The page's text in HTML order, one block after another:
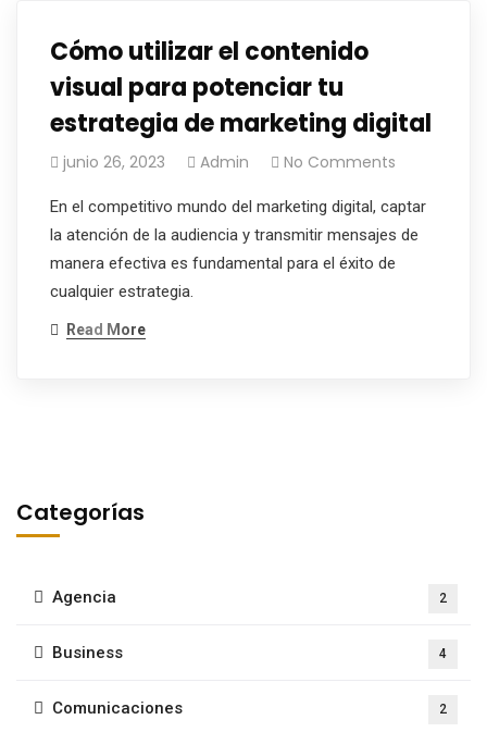
Cómo utilizar el contenido
visual para potenciar tu
estrategia de marketing digital
junio 26, 2023 Admin No Comments
En el competitivo mundo del marketing digital, captar
la atención de la audiencia y transmitir mensajes de
manera efectiva es fundamental para el éxito de
cualquier estrategia.
Read More
Categorías
Agencia 2
Business 4
Comunicaciones 2